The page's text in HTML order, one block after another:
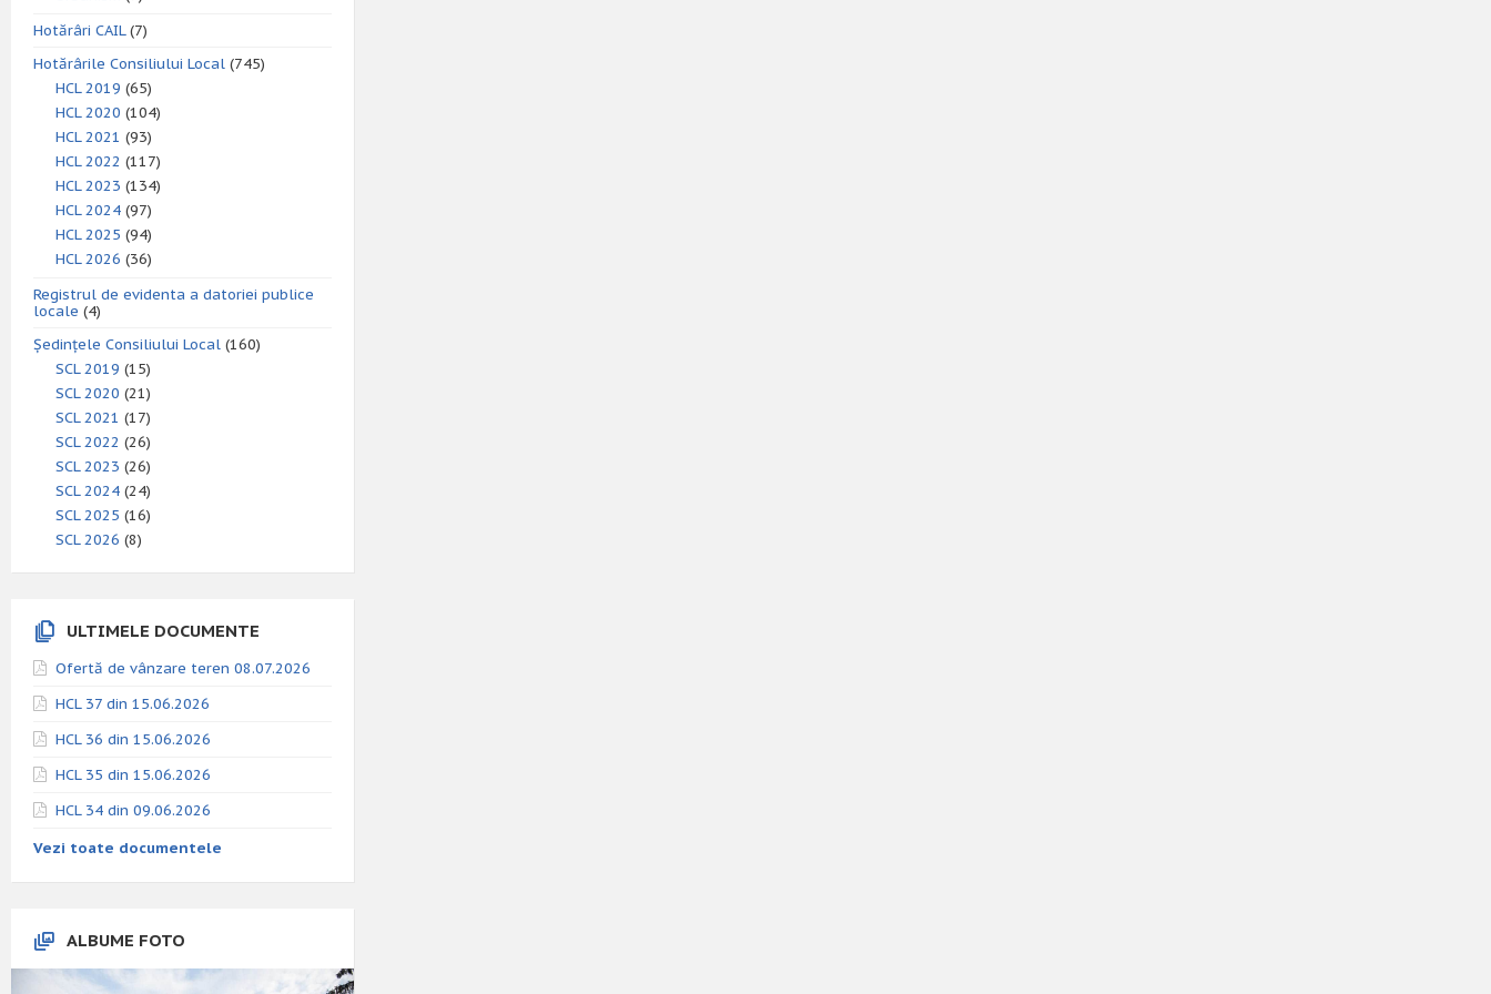
Hotărâri CAIL(7)
Hotărârile Consiliului Local (745)
HCL 2019 (65)
HCL 2020 (104)
HCL 2021 (93)
HCL 2022 (117)
HCL 2023 (134)
HCL 2024 (97)
HCL 2025 (94)
HCL 2026 (36)
Registrul de evidenta a datoriei publice
locale (4)
Ședințele Consiliului Local (160)
SCL 2019 (15)
SCL 2020 (21)
SCL 2021 (17)
SCL 2022 (26)
SCL 2023 (26)
SCL 2024 (24)
SCL 2025 (16)
SCL 2026 (8)
ULTIMELE DOCUMENTE
Ofertă de vânzare teren 08.07.2026
HCL 37 din 15.06.2026
HCL 36 din 15.06.2026
HCL 35 din 15.06.2026
HCL 34 din 09.06.2026
Vezi toate documentele
ALBUME FOTO